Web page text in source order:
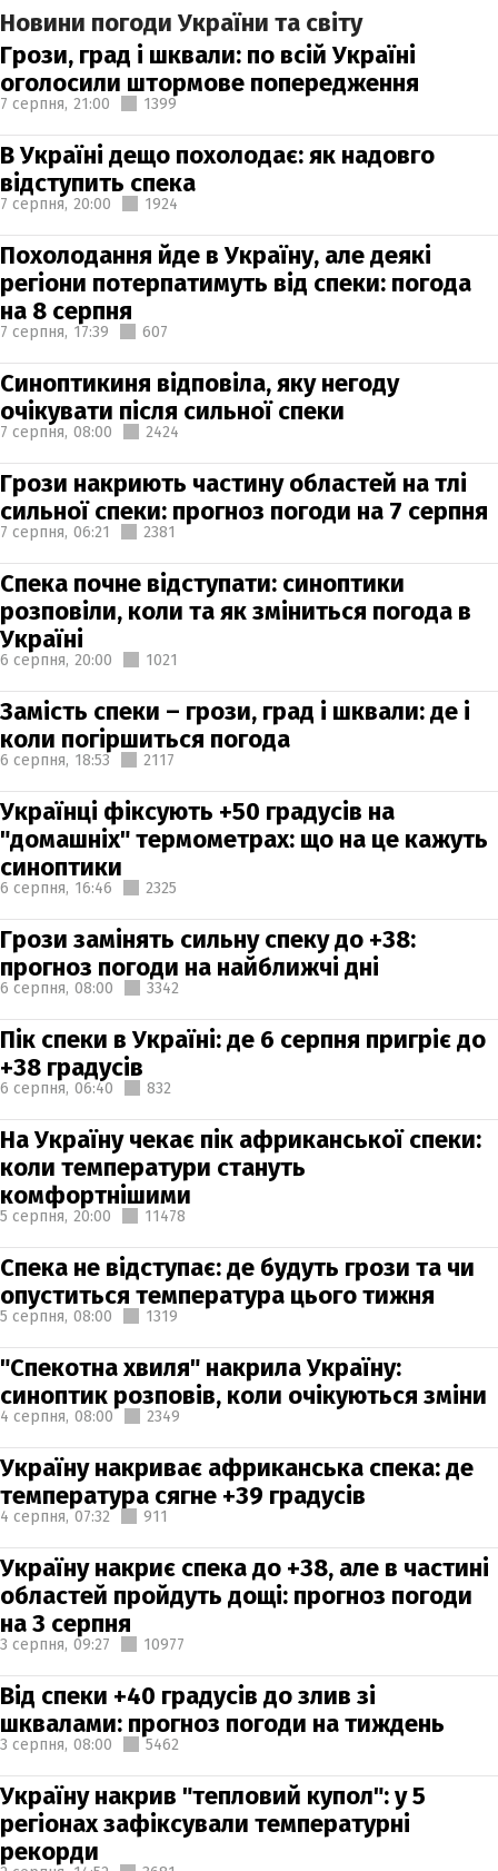
Новини погоди України та світу
Грози, град і шквали: по всій Україні
оголосили штормове попередження
7 серпня, 21:00 1399
В Україні дещо похолодає: як надовго
відступить спека
7 серпня, 20:00 1924
Похолодання йде в Україну, але деякі
регіони потерпатимуть від спеки: погода
на 8 серпня
7 серпня, 17:39 607
Синоптикиня відповіла, яку негоду
очікувати після сильної спеки
7 серпня, 08:00 2424
Грози накриють частину областей на тлі
сильної спеки: прогноз погоди на 7 серпня
7 серпня, 06:21 2381
Спека почне відступати: синоптики
розповіли, коли та як зміниться погода в
Україні
6 серпня, 20:00 1021
Замість спеки – грози, град і шквали: де і
коли погіршиться погода
6 серпня, 18:53 2117
Українці фіксують +50 градусів на
"домашніх" термометрах: що на це кажуть
синоптики
6 серпня, 16:46 2325
Грози замінять сильну спеку до +38:
прогноз погоди на найближчі дні
6 серпня, 08:00 3342
Пік спеки в Україні: де 6 серпня пригріє до
+38 градусів
6 серпня, 06:40 832
На Україну чекає пік африканської спеки:
коли температури стануть
комфортнішими
5 серпня, 20:00 11478
Спека не відступає: де будуть грози та чи
опуститься температура цього тижня
5 серпня, 08:00 1319
"Спекотна хвиля" накрила Україну:
синоптик розповів, коли очікуються зміни
4 серпня, 08:00 2349
Україну накриває африканська спека: де
температура сягне +39 градусів
4 серпня, 07:32 911
Україну накриє спека до +38, але в частині
областей пройдуть дощі: прогноз погоди
на 3 серпня
3 серпня, 09:27 10977
Від спеки +40 градусів до злив зі
шквалами: прогноз погоди на тиждень
3 серпня, 08:00 5462
Україну накрив "тепловий купол": у 5
регіонах зафіксували температурні
рекорди